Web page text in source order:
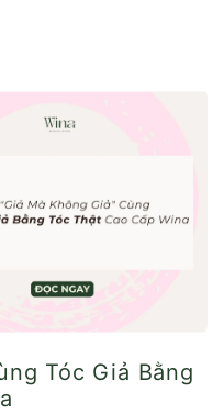
Tóc Giả Bằng